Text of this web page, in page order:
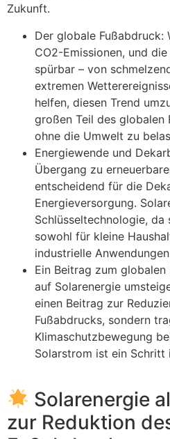
Zukunft.
Der globale Fußabdruck:
CO2-Emissionen, und
spürbar – von
extremen
helfen, diesen Trend
großen Teil des globalen
ohne die Umwelt zu
Energiewende und
Übergang zu
entscheidend für die
Energieversorgung.
Schlüsseltechnologie,
sowohl für kleine
industrielle
Ein Beitrag zum
auf Solarenergie
einen Beitrag zur
Fußabdrucks, sondern
Klimaschutzbewegung
Solarstrom ist ein Schritt
Solarenergie
zur Reduktion